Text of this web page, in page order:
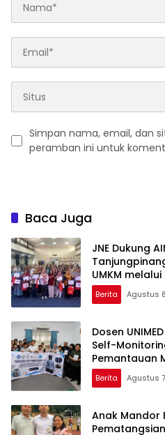
Simpan nama, email, dan
peramban ini untuk
Baca Juga
JNE Dukung
UMKM
Berita Agustus
Dosen
Self-
Pemantauan
Berita Agustus
Anak Mandor